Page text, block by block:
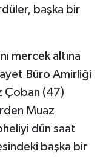
başka bir
mercek altına
Büro Amirliği
Çoban (47)
Muaz
dün saat
başka bir